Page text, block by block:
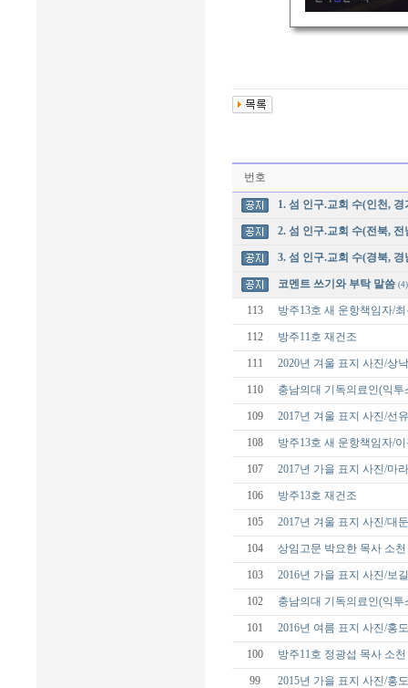
번호
1. 섬 인구.교회 수(인천, 경
2. 섬 인구.교회 수(전북, 전
3. 섬 인구.교회 수(경북, 경
코멘트 쓰기와 부탁 말씀 (4)
113 방주13호 새 운항책임자/
112 방주11호 재건조
111 2020년 겨울 표지 사진/상
110 충남의대 기독의료인(익
109 2017년 겨울 표지 사진/선
108 방주13호 새 운항책임자/
107 2017년 가을 표지 사진/마
106 방주13호 재건조
105 2017년 겨울 표지 사진/대
104 상임고문 박요한 목사 소천
103 2016년 가을 표지 사진/보
102 충남의대 기독의료인(익투
101 2016년 여름 표지 사진/홍
100 방주11호 정광섭 목사 소천
99 2015년 가을 표지 사진/홍